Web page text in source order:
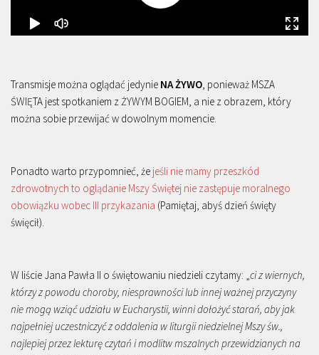
Transmisje można oglądać jedynie NA ŻYWO, ponieważ MSZA
ŚWIĘTA jest spotkaniem z ŻYWYM BOGIEM, a nie z obrazem, który
można sobie przewijać w dowolnym momencie.
Ponadto warto przypomnieć, że jeśli nie mamy przeszkód
zdrowotnych to oglądanie Mszy Świętej nie zastępuje moralnego
obowiązku wobec III przykazania (Pamiętaj, abyś dzień święty
święcił).
W liście Jana Pawła II o świętowaniu niedzieli czytamy: „ci z wiernych,
którzy z powodu choroby, niesprawności lub innej ważnej przyczyny
nie mogą wziąć udziału w Eucharystii, winni dołożyć starań, aby jak
najpełniej uczestniczyć z oddalenia w liturgii niedzielnej Mszy św.,
najlepiej przez lekturę czytań i modlitw mszalnych przewidzianych na